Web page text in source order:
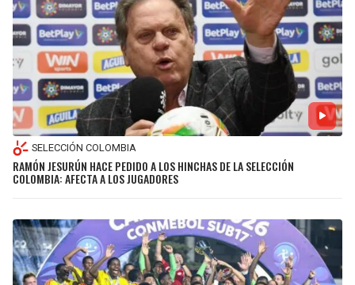
SELECCIÓN COLOMBIA
RAMÓN JESURÚN HACE PEDIDO A LOS HINCHAS DE LA SELECCIÓN
COLOMBIA: AFECTA A LOS JUGADORES